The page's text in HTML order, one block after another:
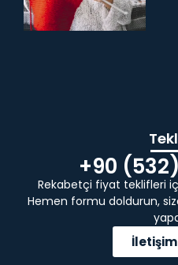
+90
Rekabetçi fiyat teklifleri
Hemen formu doldurun,